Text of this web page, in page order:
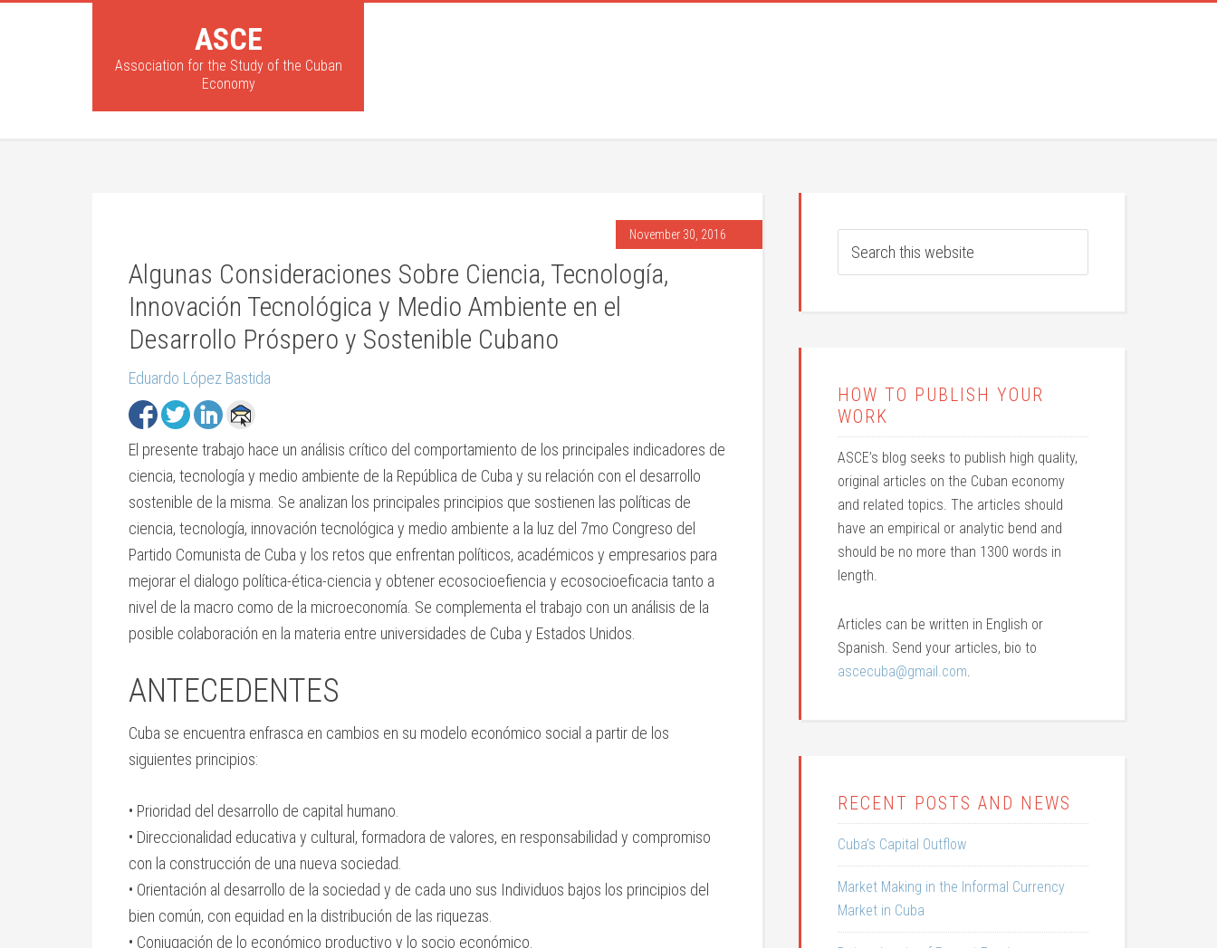
ASCE
Association for the Study of the Cuban
Economy
November 30, 2016
Algunas Consideraciones Sobre Ciencia, Tecnología,
Innovación Tecnológica y Medio Ambiente en el
Desarrollo Próspero y Sostenible Cubano
Eduardo López Bastida
El presente trabajo hace un análisis crítico del comportamiento de los principales indicadores de
ciencia, tecnología y medio ambiente de la República de Cuba y su relación con el desarrollo
sostenible de la misma. Se analizan los principales principios que sostienen las políticas de
ciencia, tecnología, innovación tecnológica y medio ambiente a la luz del 7mo Congreso del
Partido Comunista de Cuba y los retos que enfrentan políticos, académicos y empresarios para
mejorar el dialogo política-ética-ciencia y obtener ecosocioefiencia y ecosocioeficacia tanto a
nivel de la macro como de la microeconomía. Se complementa el trabajo con un análisis de la
posible colaboración en la materia entre universidades de Cuba y Estados Unidos.
ANTECEDENTES
Cuba se encuentra enfrasca en cambios en su modelo económico social a partir de los
siguientes principios:
• Prioridad del desarrollo de capital humano.
• Direccionalidad educativa y cultural, formadora de valores, en responsabilidad y compromiso
con la construcción de una nueva sociedad.
• Orientación al desarrollo de la sociedad y de cada uno sus Individuos bajos los principios del
bien común, con equidad en la distribución de las riquezas.
• Conjugación de lo económico productivo y lo socio económico.
HOW TO PUBLISH YOUR
WORK
ASCE’s blog seeks to publish high quality,
original articles on the Cuban economy
and related topics. The articles should
have an empirical or analytic bend and
should be no more than 1300 words in
length.
Articles can be written in English or
Spanish. Send your articles, bio to
ascecuba@gmail.com.
RECENT POSTS AND NEWS
Cuba’s Capital Outflow
Market Making in the Informal Currency
Market in Cuba